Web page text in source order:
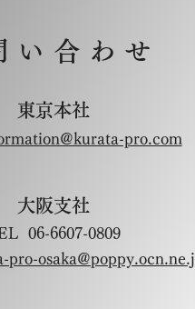
い合わせ
東京本社
pro.com
大阪支社
06-6607-0809